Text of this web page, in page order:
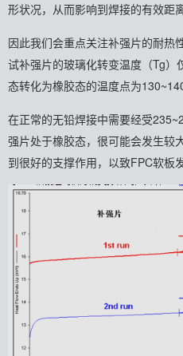
形状况，从而影响到焊接的有效距离
因此我们会重点关注补强片的耐热性
试补强片的玻璃化转变温度（Tg
态转化为橡胶态的温度点为
在正常的无铅焊接中需要经受
强片处于橡胶态，很可能会发生较
到很好的支撑作用，以致FPC软板